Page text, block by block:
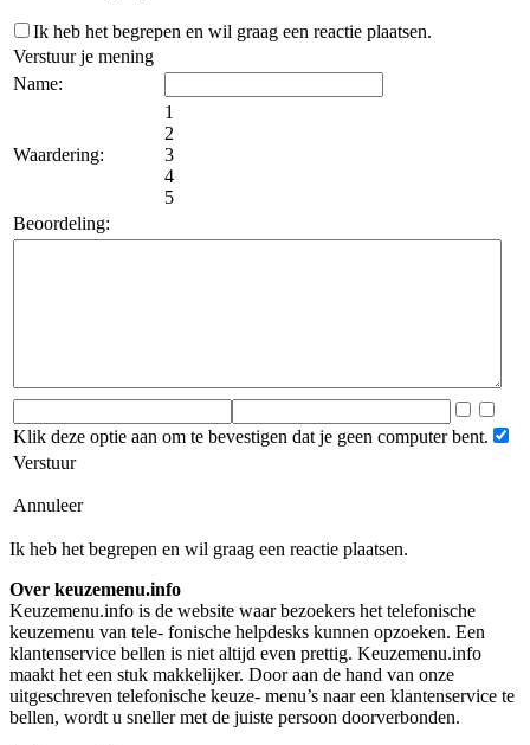
Ik heb het begrepen en wil graag een reactie plaatsen.
Verstuur je mening
Name:
Waardering:
1
2
3
4
5
Beoordeling:
Klik deze optie aan om te bevestigen dat je geen computer bent.
Verstuur
Annuleer
Ik heb het begrepen en wil graag een reactie plaatsen.
Over keuzemenu.info
Keuzemenu.info is de website waar bezoekers het telefonische
keuzemenu van tele- fonische helpdesks kunnen opzoeken. Een
klantenservice bellen is niet altijd even prettig. Keuzemenu.info
maakt het een stuk makkelijker. Door aan de hand van onze
uitgeschreven telefonische keuze- menu’s naar een klantenservice te
bellen, wordt u sneller met de juiste persoon doorverbonden.